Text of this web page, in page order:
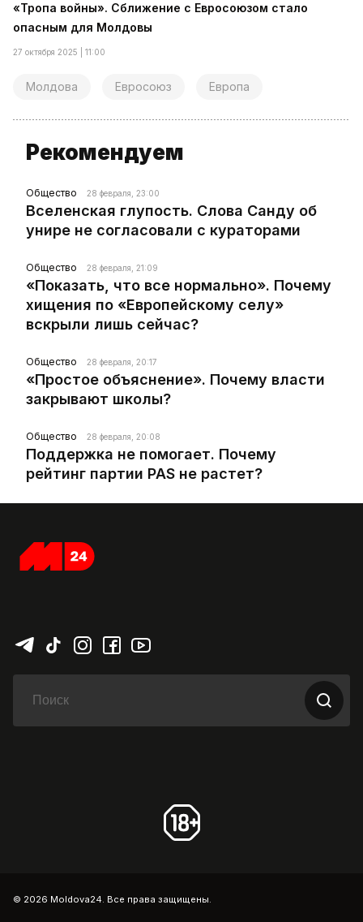
«Тропа войны». Сближение с Евросоюзом стало
опасным для Молдовы
27 октября 2025 | 11:00
Молдова Евросоюз Европа
Рекомендуем
Общество 28 февраля, 23:00
Вселенская глупость. Слова Санду об
унире не согласовали с кураторами
Общество 28 февраля, 21:09
«Показать, что все нормально». Почему
хищения по «Европейскому селу»
вскрыли лишь сейчас?
Общество 28 февраля, 20:17
«Простое объяснение». Почему власти
закрывают школы?
Общество 28 февраля, 20:08
Поддержка не помогает. Почему
рейтинг партии PAS не растет?
© 2026 Moldova24. Все права защищены.